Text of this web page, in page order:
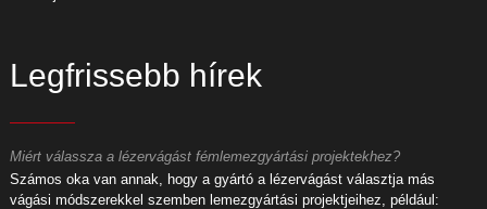
Legfrissebb hírek
Miért válassza a lézervágást fémlemezgyártási projektekhez?
Számos oka van annak, hogy a gyártó a lézervágást választja más
vágási módszerekkel szemben lemezgyártási projektjeihez, például: